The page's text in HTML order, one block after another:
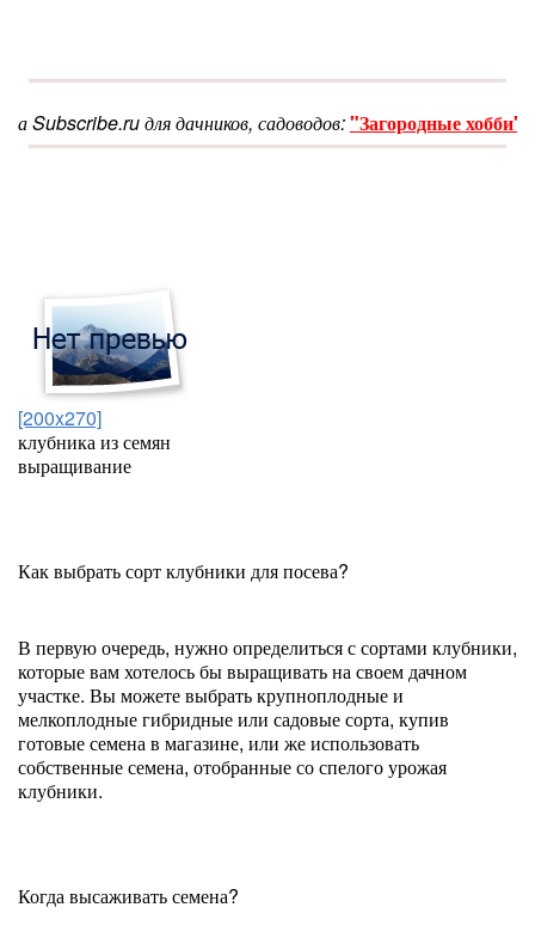
для дачников, садоводов:"Загородные хобби"
[200x270]
клубника из семян
выращивание
Как выбрать сорт клубники для посева?
В первую очередь, нужно определиться с сортами клубники,
которые вам хотелось бы выращивать на своем дачном
участке. Вы можете выбрать крупноплодные и
мелкоплодные гибридные или садовые сорта, купив
готовые семена в магазине, или же использовать
собственные семена, отобранные со спелого урожая
клубники.
Когда высаживать семена?